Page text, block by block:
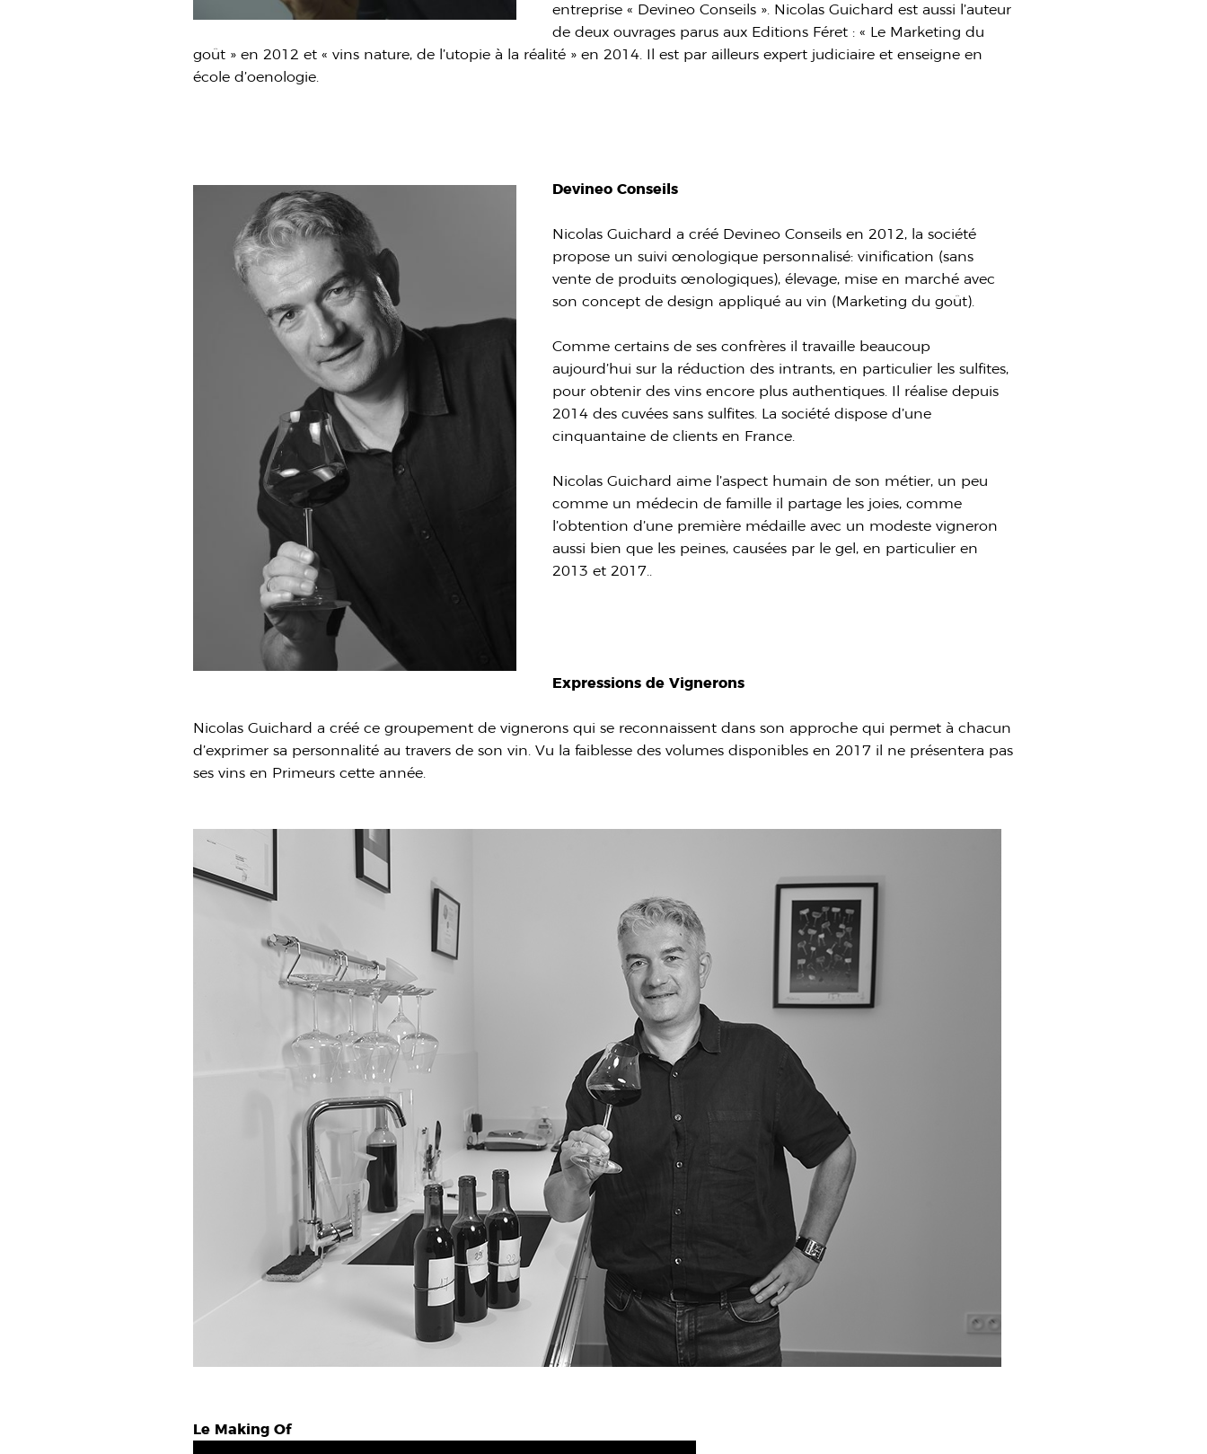
entreprise « Devineo Conseils ». Nicolas Guichard est aussi l’auteur
de deux ouvrages parus aux Editions Féret : « Le Marketing du
goût » en 2012 et « vins nature, de l’utopie à la réalité » en 2014. Il est par ailleurs expert judiciaire et enseigne en
école d’oenologie.
Devineo Conseils
Nicolas Guichard a créé Devineo Conseils en 2012, la société
propose un suivi œnologique personnalisé: vinification (sans
vente de produits œnologiques), élevage, mise en marché avec
son concept de design appliqué au vin (Marketing du goût).
Comme certains de ses confrères il travaille beaucoup
aujourd’hui sur la réduction des intrants, en particulier les sulfites,
pour obtenir des vins encore plus authentiques. Il réalise depuis
2014 des cuvées sans sulfites. La société dispose d’une
cinquantaine de clients en France.
Nicolas Guichard aime l’aspect humain de son métier, un peu
comme un médecin de famille il partage les joies, comme
l’obtention d’une première médaille avec un modeste vigneron
aussi bien que les peines, causées par le gel, en particulier en
2013 et 2017..
Expressions de Vignerons
Nicolas Guichard a créé ce groupement de vignerons qui se reconnaissent dans son approche qui permet à chacun
d’exprimer sa personnalité au travers de son vin. Vu la faiblesse des volumes disponibles en 2017 il ne présentera pas
ses vins en Primeurs cette année.
Le Making Of